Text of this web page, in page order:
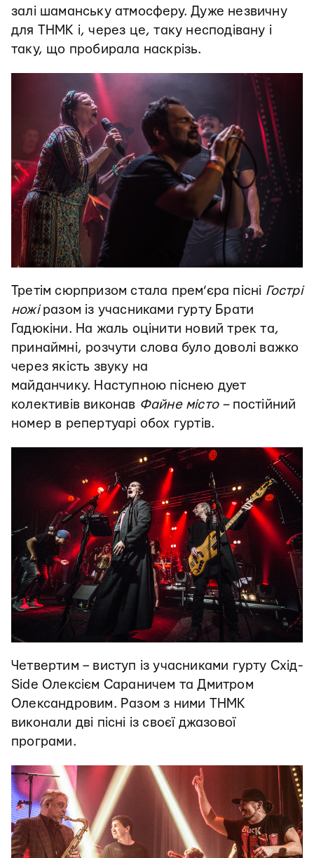
залі шаманську атмосферу. Дуже незвичну
для ТНМК і, через це, таку несподівану і
таку, що пробирала наскрізь.
Третім сюрпризом стала прем’єра пісні Гострі
ножі разом із учасниками гурту Брати
Гадюкіни. На жаль оцінити новий трек та,
принаймні, розчути слова було доволі важко
через якість звуку на
майданчику. Наступною піснею дует
колективів виконав Файне місто – постійний
номер в репертуарі обох гуртів.
Четвертим – виступ із учасниками гурту Схід-
Side Олексієм Сараничем та Дмитром
Олександровим. Разом з ними ТНМК
виконали дві пісні із своєї джазової
програми.